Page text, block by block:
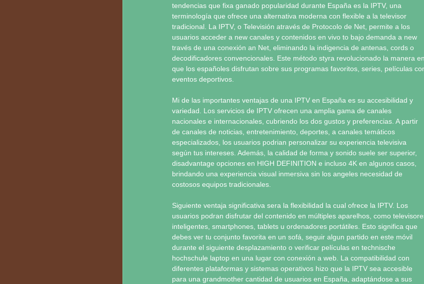
tendencias que fixa ganado popularidad durante España es la IPTV, una
terminología que ofrece una alternativa moderna con flexible a la televisor
tradicional. La IPTV, o Televisión através de Protocolo de Net, permite a los
usuarios acceder a new canales y contenidos en vivo to bajo demanda a new
través de una conexión an Net, eliminando la indigencia de antenas, cords o
decodificadores convencionales. Este método styra revolucionado la manera en
que los españoles disfrutan sobre sus programas favoritos, series, películas
eventos deportivos.
Mi de las importantes ventajas de una IPTV en España es su accesibilidad y
variedad. Los servicios de IPTV ofrecen una amplia gama de canales
nacionales e internacionales, cubriendo los dos gustos y preferencias. A partir
de canales de noticias, entretenimiento, deportes, a canales temáticos
especializados, los usuarios podrian personalizar su experiencia televisiva
según tus intereses. Además, la calidad de forma y sonido suele ser superior,
disadvantage opciones en HIGH DEFINITION e incluso 4K en algunos casos,
brindando una experiencia visual inmersiva sin los angeles necesidad de
costosos equipos tradicionales.
Siguiente ventaja significativa sera la flexibilidad la cual ofrece la IPTV. Los
usuarios podran disfrutar del contenido en múltiples aparelhos, como
inteligentes, smartphones, tablets u ordenadores portátiles. Esto significa que
debes ver tu conjunto favorita en un sofá, seguir algun partido en este móvil
durante el siguiente desplazamiento o verificar películas en technische
hochschule laptop en una lugar con conexión a web. La compatibilidad con
diferentes plataformas y sistemas operativos hizo que la IPTV sea accesible
para una grandmother cantidad de usuarios en España, adaptándose a sus